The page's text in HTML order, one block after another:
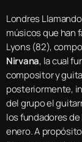
Londres
músicos que han
Lyons (82),
Nirvana, la cual
compositor y
posteriormente,
del grupo el
los fundadores de
enero. A